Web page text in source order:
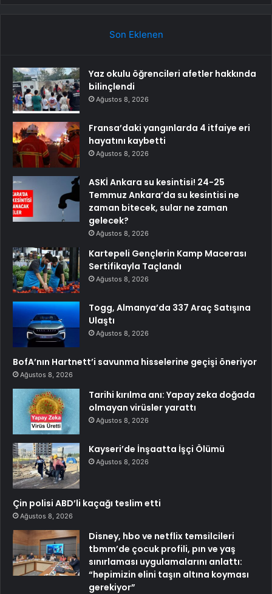
Son Eklenen
Yaz okulu öğrencileri afetler hakkında
bilinçlendi
Ağustos 8, 2026
Fransa’daki yangınlarda 4 itfaiye eri
hayatını kaybetti
Ağustos 8, 2026
ASKİ Ankara su kesintisi! 24-25
Temmuz Ankara’da su kesintisi ne
zaman bitecek, sular ne zaman
gelecek?
Ağustos 8, 2026
Kartepeli Gençlerin Kamp Macerası
Sertifikayla Taçlandı
Ağustos 8, 2026
Togg, Almanya’da 337 Araç Satışına
Ulaştı
Ağustos 8, 2026
BofA’nın Hartnett’i savunma hisselerine geçişi öneriyor
Ağustos 8, 2026
Tarihi kırılma anı: Yapay zeka doğada
olmayan virüsler yarattı
Ağustos 8, 2026
Kayseri’de İnşaatta İşçi Ölümü
Ağustos 8, 2026
Çin polisi ABD’li kaçağı teslim etti
Ağustos 8, 2026
Disney, hbo ve netflix temsilcileri
tbmm’de çocuk profili, pın ve yaş
sınırlaması uygulamalarını anlattı:
“hepimizin elini taşın altına koyması
gerekiyor”